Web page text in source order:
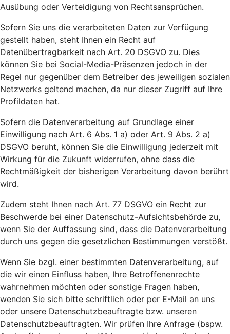
Ausübung oder Verteidigung von Rechtsansprüchen.
Sofern Sie uns die verarbeiteten Daten zur Verfügung
gestellt haben, steht Ihnen ein Recht auf
Datenübertragbarkeit nach Art. 20 DSGVO zu. Dies
können Sie bei Social-Media-Präsenzen jedoch in der
Regel nur gegenüber dem Betreiber des jeweiligen sozialen
Netzwerks geltend machen, da nur dieser Zugriff auf Ihre
Profildaten hat.
Sofern die Datenverarbeitung auf Grundlage einer
Einwilligung nach Art. 6 Abs. 1 a) oder Art. 9 Abs. 2 a)
DSGVO beruht, können Sie die Einwilligung jederzeit mit
Wirkung für die Zukunft widerrufen, ohne dass die
Rechtmäßigkeit der bisherigen Verarbeitung davon berührt
wird.
Zudem steht Ihnen nach Art. 77 DSGVO ein Recht zur
Beschwerde bei einer Datenschutz-Aufsichtsbehörde zu,
wenn Sie der Auffassung sind, dass die Datenverarbeitung
durch uns gegen die gesetzlichen Bestimmungen verstößt.
Wenn Sie bzgl. einer bestimmten Datenverarbeitung, auf
die wir einen Einfluss haben, Ihre Betroffenenrechte
wahrnehmen möchten oder sonstige Fragen haben,
wenden Sie sich bitte schriftlich oder per E-Mail an uns
oder unsere Datenschutzbeauftragte bzw. unseren
Datenschutzbeauftragten. Wir prüfen Ihre Anfrage (bspw.